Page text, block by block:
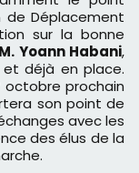
de Déplacement
sur la bonne
M. Yoann Habani,
et déjà en place.
octobre prochain
son point de
avec les
des élus de la